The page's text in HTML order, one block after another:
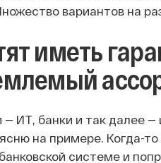
вариантов на
иметь
ИТ, банки и так далее
на примере. Когда-
системе и